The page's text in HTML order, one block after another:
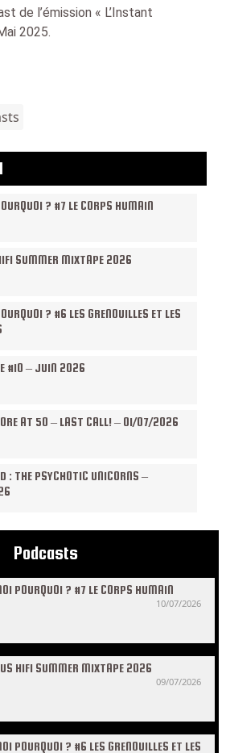
de l’émission « L’Instant
2025.
? #7 LE CORPS HUMAIN
SUMMER MIXTAPE 2026
? #6 LES GRENOUILLES ET LES
#10 – JUIN 2026
AT 50 – LAST CALL! – 01/07/2026
: THE PSYCHOTIC UNICORNS –
Podcasts
POURQUOI ? #7 LE CORPS HUMAIN
10/07/2026
HIFI SUMMER MIXTAPE 2026
09/07/2026
POURQUOI ? #6 LES GRENOUILLES ET LES